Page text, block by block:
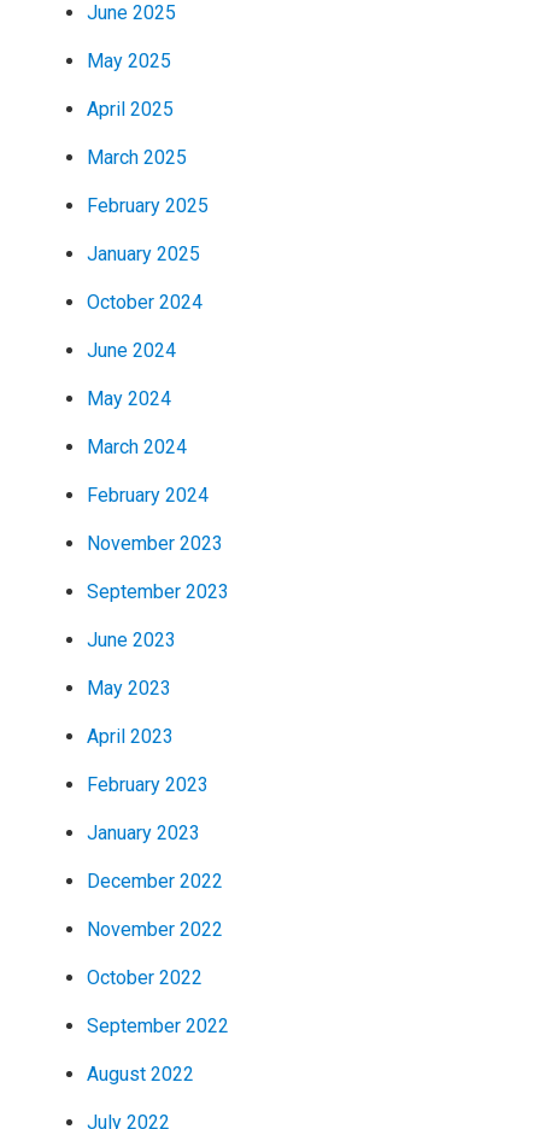
June 2025
May 2025
April 2025
March 2025
February 2025
January 2025
October 2024
June 2024
May 2024
March 2024
February 2024
November 2023
September 2023
June 2023
May 2023
April 2023
February 2023
January 2023
December 2022
November 2022
October 2022
September 2022
August 2022
July 2022